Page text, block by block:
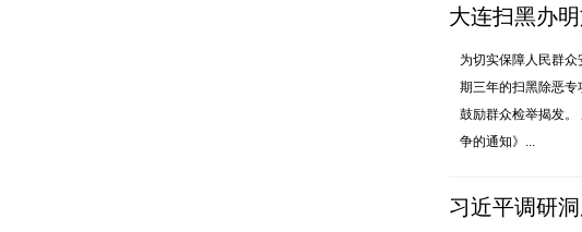
大连扫黑办
为切实保障人民群
期三年的扫黑除恶
鼓励群众检举揭发
争的通知》...
习近平调研